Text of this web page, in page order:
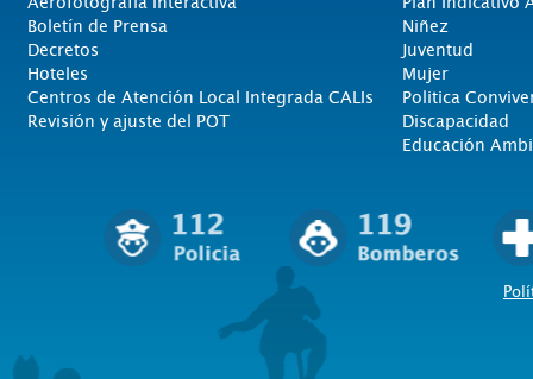
Boletín de Prensa
Decretos
Hoteles
Centros de Atención Local Integrada CALIs
Revisión y ajuste del POT
Niñez
Juventud
Mujer
Politica
Discapacidad
Educación